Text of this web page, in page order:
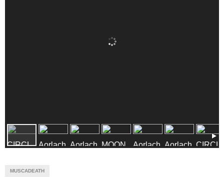
CIRCL
HELL
Aorlach Aorlach MOON
Aorlach Aorlach CIRCL
MUSCADEATH